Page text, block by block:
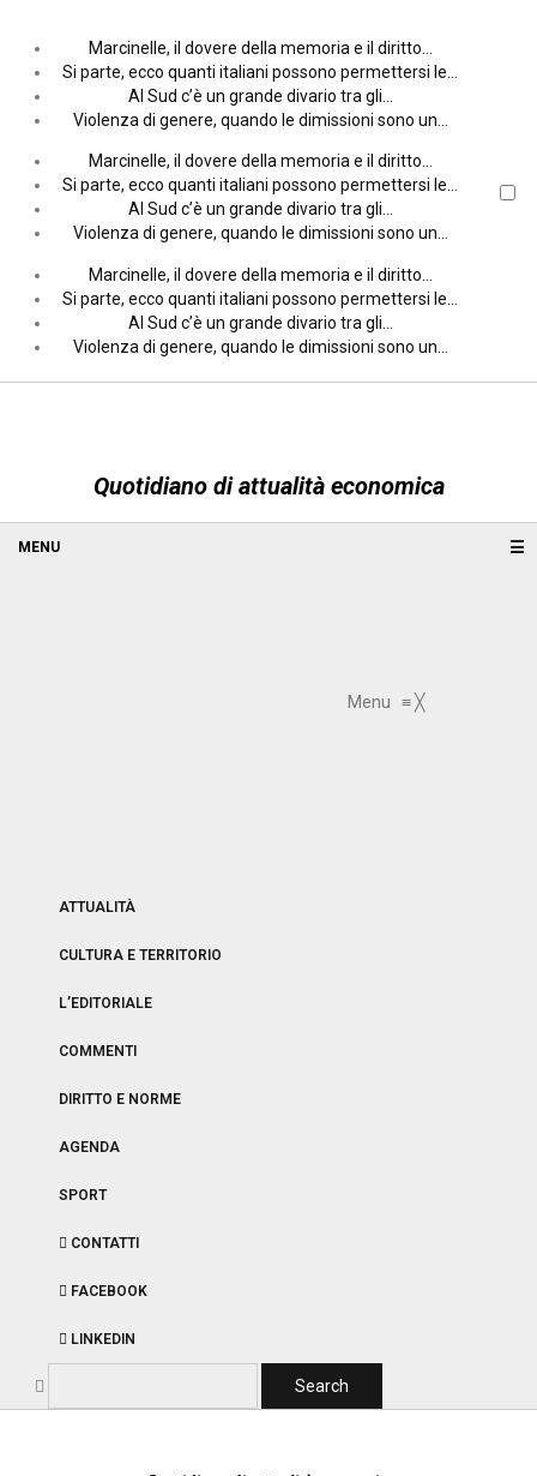
Marcinelle, il dovere della memoria e il diritto…
Si parte, ecco quanti italiani possono permettersi le…
Al Sud c’è un grande divario tra gli…
Violenza di genere, quando le dimissioni sono un…
Marcinelle, il dovere della memoria e il diritto…
Si parte, ecco quanti italiani possono permettersi le…
Al Sud c’è un grande divario tra gli…
Violenza di genere, quando le dimissioni sono un…
Marcinelle, il dovere della memoria e il diritto…
Si parte, ecco quanti italiani possono permettersi le…
Al Sud c’è un grande divario tra gli…
Violenza di genere, quando le dimissioni sono un…
Quotidiano di attualità economica
Menu ≡╳
ATTUALITÀ
CULTURA E TERRITORIO
L’EDITORIALE
COMMENTI
DIRITTO E NORME
AGENDA
SPORT
CONTATTI
FACEBOOK
LINKEDIN
☰